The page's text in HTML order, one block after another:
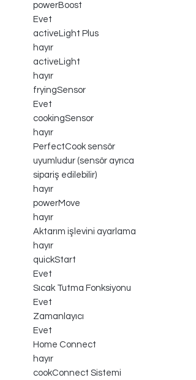
powerBoost
Evet
activeLight Plus
hayır
activeLight
hayır
fryingSensor
Evet
cookingSensor
hayır
PerfectCook sensör
uyumludur (sensör ayrıca
sipariş edilebilir)
hayır
powerMove
hayır
Aktarım işlevini ayarlama
hayır
quickStart
Evet
Sıcak Tutma Fonksiyonu
Evet
Zamanlayıcı
Evet
Home Connect
hayır
cookConnect Sistemi